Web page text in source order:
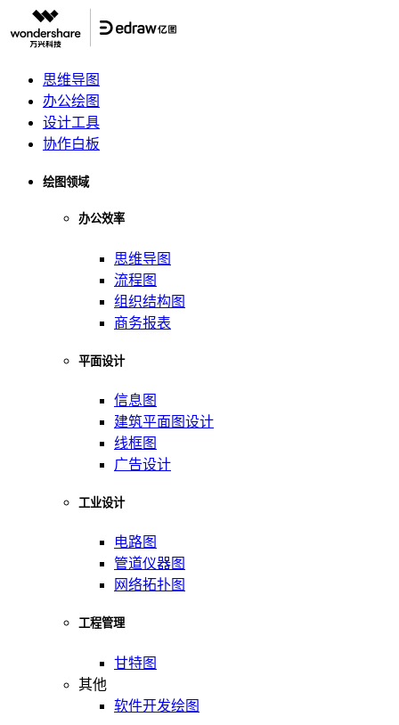
思维导图
办公绘图
设计工具
协作白板
绘图领域
办公效率
思维导图
流程图
组织结构图
商务报表
平面设计
信息图
建筑平面图设计
线框图
广告设计
工业设计
电路图
管道仪器图
网络拓扑图
工程管理
甘特图
其他
软件开发绘图